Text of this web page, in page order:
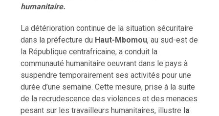
humanitaire.
La détérioration continue de la situation sécuritaire
dans la préfecture du Haut-Mbomou, au sud-est de
la République centrafricaine, a conduit la
communauté humanitaire oeuvrant dans le pays à
suspendre temporairement ses activités pour une
durée d’une semaine. Cette mesure, prise à la suite
de la recrudescence des violences et des menaces
pesant sur les travailleurs humanitaires, illustre la